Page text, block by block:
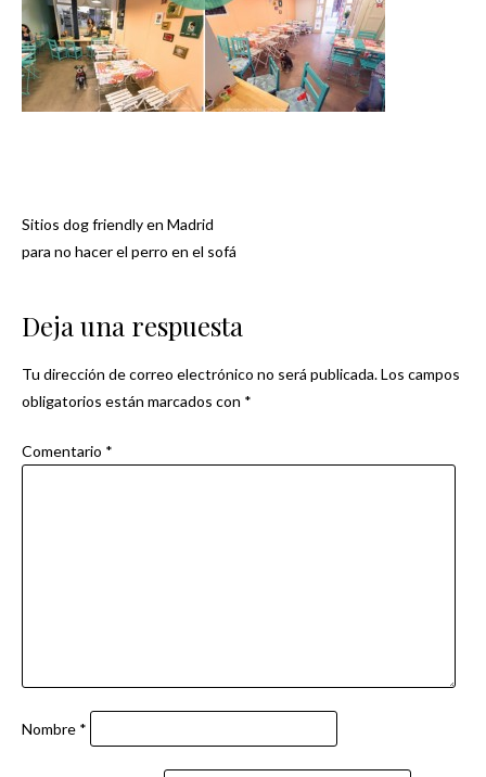
Navegación
Sitios dog friendly en Madrid
para no hacer el perro en el sofá
Deja una respuesta
Tu dirección de correo electrónico no será publicada.Los campos
obligatorios están marcados con *
Comentario *
Nombre *